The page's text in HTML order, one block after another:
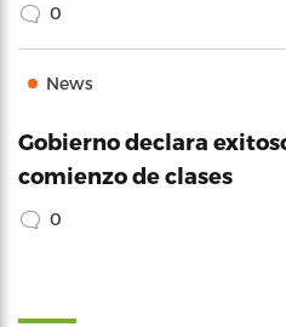
0
News
Gobierno declara
comienzo de clases
0